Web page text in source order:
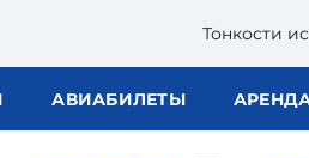
Тонкости
АВИАБИЛЕТЫ